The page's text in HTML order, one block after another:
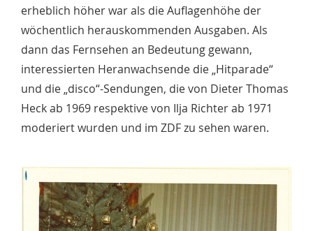
erheblich höher war als die Auflagenhöhe der
wöchentlich herauskommenden Ausgaben. Als
dann das Fernsehen an Bedeutung gewann,
interessierten Heranwachsende die „Hitparade“
und die „disco“-Sendungen, die von Dieter Thomas
Heck ab 1969 respektive von Ilja Richter ab 1971
moderiert wurden und im ZDF zu sehen waren.